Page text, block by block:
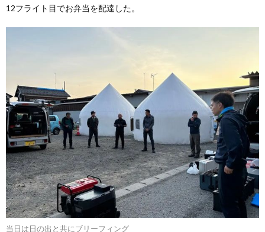
12フライト目でお弁当を配達した。
当日は日の出と共にブリーフィング